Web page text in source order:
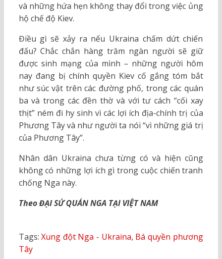
và những hứa hẹn không thay đổi trong việc ủng
hộ chế độ Kiev.
Điều gì sẽ xảy ra nếu Ukraina chấm dứt chiến
đấu? Chắc chắn hàng trăm ngàn người sẽ giữ
được sinh mạng của mình – những người hôm
nay đang bị chính quyền Kiev cố gắng tóm bắt
như súc vật trên các đường phố, trong các quán
ba và trong các đền thờ và với tư cách “cối xay
thịt” ném đi hy sinh vì các lợi ích địa-chính trị của
Phương Tây và như người ta nói “vì những giá trị
của Phương Tây”.
Nhân dân Ukraina chưa từng có và hiện cũng
không có những lợi ích gì trong cuộc chiến tranh
chống Nga này.
Theo ĐẠI SỨ QUÁN NGA TẠI VIỆT NAM
Tags:Xung đột Nga - Ukraina, Bá quyền phương
Tây